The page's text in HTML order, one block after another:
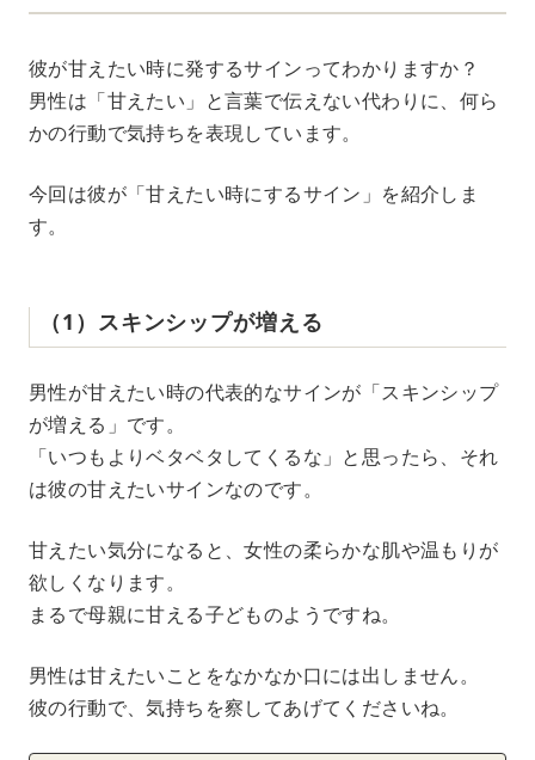
彼が甘えたい時に発するサインってわかりますか？
男性は「甘えたい」と言葉で伝えない代わりに、何ら
かの行動で気持ちを表現しています。
今回は彼が「甘えたい時にするサイン」を紹介しま
す。
（1）スキンシップが増える
男性が甘えたい時の代表的なサインが「スキンシップ
が増える」です。
「いつもよりベタベタしてくるな」と思ったら、それ
は彼の甘えたいサインなのです。
甘えたい気分になると、女性の柔らかな肌や温もりが
欲しくなります。
まるで母親に甘える子どものようですね。
男性は甘えたいことをなかなか口には出しません。
彼の行動で、気持ちを察してあげてくださいね。